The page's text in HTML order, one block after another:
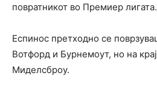
повратникот во Премиер лигата.
Еспинос претходно се
Вотфорд и Бурнемоут, но на
Миделсброу.